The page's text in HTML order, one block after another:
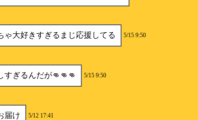
ゃ大好きすぎるまじ応援してる 5/15 9:50
すぎるんだが👊👊👊 5/15 9:50
届け 5/12 17:41